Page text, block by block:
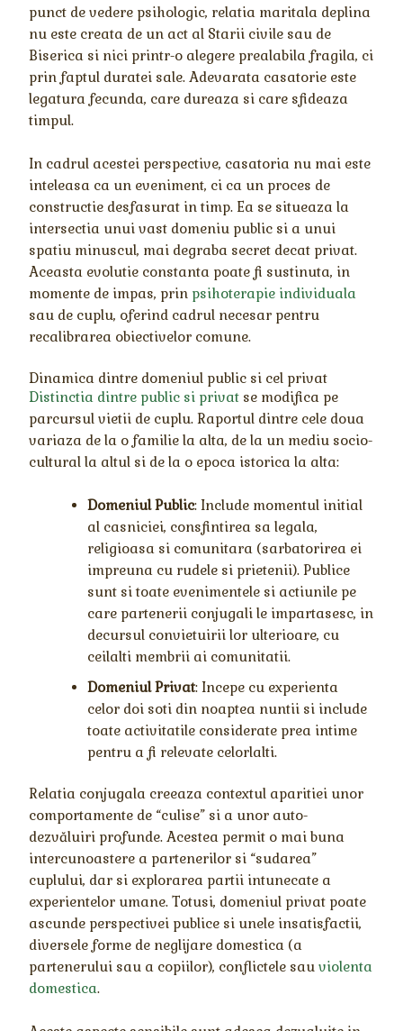
punct de vedere psihologic, relatia maritala deplina
nu este creata de un act al Starii civile sau de
Biserica si nici printr-o alegere prealabila fragila, ci
prin faptul duratei sale. Adevarata casatorie este
legatura fecunda, care dureaza si care sfideaza
timpul.
In cadrul acestei perspective, casatoria nu mai este
inteleasa ca un eveniment, ci ca un proces de
constructie desfasurat in timp. Ea se situeaza la
intersectia unui vast domeniu public si a unui
spatiu minuscul, mai degraba secret decat privat.
Aceasta evolutie constanta poate fi sustinuta, in
momente de impas, prin psihoterapie individuala
sau de cuplu, oferind cadrul necesar pentru
recalibrarea obiectivelor comune.
Dinamica dintre domeniul public si cel privat
Distinctia dintre public si privat se modifica pe
parcursul vietii de cuplu. Raportul dintre cele doua
variaza de la o familie la alta, de la un mediu socio-
cultural la altul si de la o epoca istorica la alta:
Domeniul Public: Include momentul initial
al casniciei, consfintirea sa legala,
religioasa si comunitara (sarbatorirea ei
impreuna cu rudele si prietenii). Publice
sunt si toate evenimentele si actiunile pe
care partenerii conjugali le impartasesc, in
decursul convietuirii lor ulterioare, cu
ceilalti membrii ai comunitatii.
Domeniul Privat: Incepe cu experienta
celor doi soti din noaptea nuntii si include
toate activitatile considerate prea intime
pentru a fi relevate celorlalti.
Relatia conjugala creeaza contextul aparitiei unor
comportamente de “culise” si a unor auto-
dezvăluiri profunde. Acestea permit o mai buna
intercunoastere a partenerilor si “sudarea”
cuplului, dar si explorarea partii intunecate a
experientelor umane. Totusi, domeniul privat poate
ascunde perspectivei publice si unele insatisfactii,
diversele forme de neglijare domestica (a
partenerului sau a copiilor), conflictele sauviolenta
domestica.